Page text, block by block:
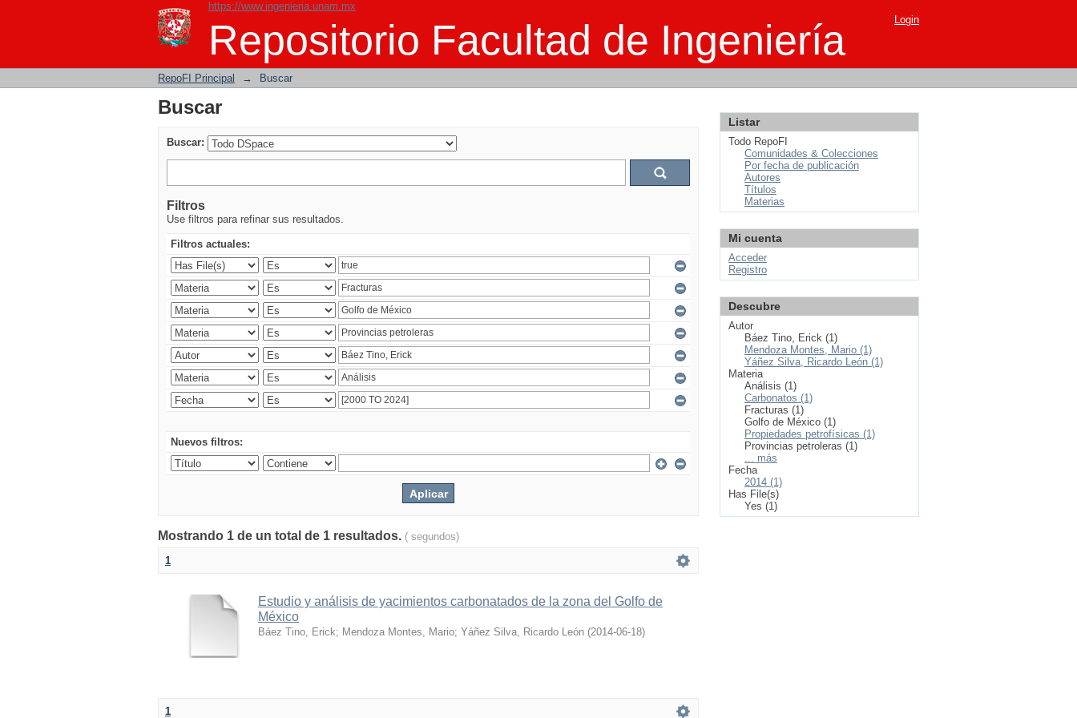
https://www.ingenieria.unam.mx
Repositorio Facultad de Ingeniería
Buscar Login
RepoFI Principal → Buscar
Buscar
Buscar:
Filtros
Use filtros para refinar sus resultados.
Filtros actuales:
Nuevos filtros:
Mostrando 1 de un total de 1 resultados. ( segundos)
1
Estudio y análisis de yacimientos carbonatados de la zona del Golfo de
México
Báez Tino, Erick; Mendoza Montes, Mario; Yáñez Silva, Ricardo León (2014-06-18)
1
Listar
Todo RepoFI
Comunidades & Colecciones
Por fecha de publicación
Autores
Títulos
Materias
Mi cuenta
Acceder
Registro
Descubre
Autor
Báez Tino, Erick (1)
Mendoza Montes, Mario (1)
Yáñez Silva, Ricardo León (1)
Materia
Análisis (1)
Carbonatos (1)
Fracturas (1)
Golfo de México (1)
Propiedades petrofísicas (1)
Provincias petroleras (1)
... más
Fecha
2014 (1)
Has File(s)
Yes (1)